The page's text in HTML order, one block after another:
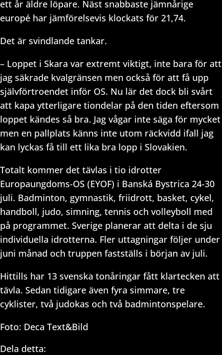
ett år äldre löpare. Näst snabbaste jämnårige
europé har jämförelsevis klockats för 21,74.
Det är svindlande tankar.
– Loppet i Skara var extremt viktigt, inte bara för att
jag säkrade kvalgränsen men också för att få upp
självförtroendet inför OS. Nu lär det dock bli svårt
att kapa ytterligare tiondelar på den tiden eftersom
loppet kändes så bra. Jag vågar inte säga för mycket
men en pallplats känns inte utom räckvidd ifall jag
kan lyckas få till ett lika bra lopp i Slovakien.
Totalt kommer det tävlas i tio idrotter
Europaungdoms-OS (EYOF) i Banská Bystrica 24-30
juli. Badminton, gymnastik, friidrott, basket, cykel,
handboll, judo, simning, tennis och volleyboll med
på programmet. Sverige planerar att delta i de sju
individuella idrotterna. Fler uttagningar följer under
juni månad och truppen fastställs i början av juli.
Hittills har 13 svenska tonåringar fått klartecken att
tävla. Sedan tidigare även fyra simmare, tre
cyklister, två judokas och två badmintonspelare.
Foto: Deca Text&Bild
Dela detta: